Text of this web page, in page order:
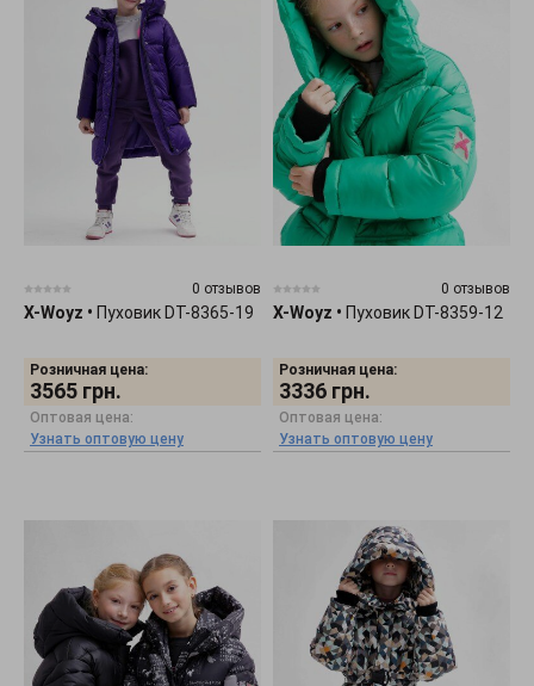
0 отзывов
X-Woyz • Пуховик DT-8365-19
Розничная цена:
3565 грн.
Оптовая цена:
Узнать оптовую цену
0 отзывов
X-Woyz • Пуховик DT-8359-12
Розничная цена:
3336 грн.
Оптовая цена:
Узнать оптовую цену